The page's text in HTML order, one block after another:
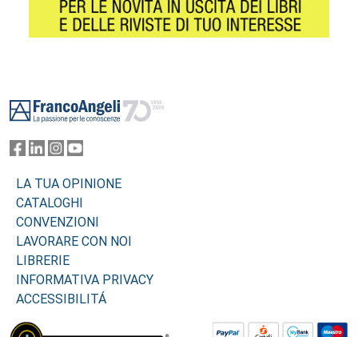
LA TUA OPINIONE
CATALOGHI
CONVENZIONI
LAVORARE CON NOI
LIBRERIE
INFORMATIVA PRIVACY
ACCESSIBILITÁ